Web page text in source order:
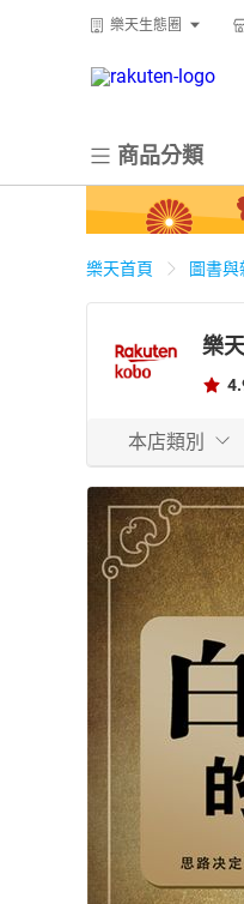
樂天生態圈
商品分類
樂天首頁 圖書與
樂
本店類別